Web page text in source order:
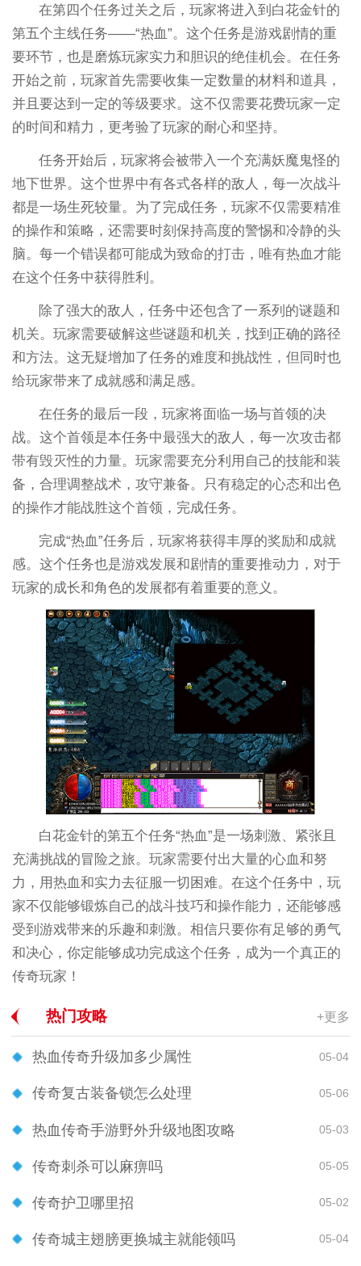
在第四个任务过关之后，玩家将进入到白花金针的
第五个主线任务——“热血”。这个任务是游戏剧情的重
要环节，也是磨炼玩家实力和胆识的绝佳机会。在任务
开始之前，玩家首先需要收集一定数量的材料和道具，
并且要达到一定的等级要求。这不仅需要花费玩家一定
的时间和精力，更考验了玩家的耐心和坚持。
任务开始后，玩家将会被带入一个充满妖魔鬼怪的
地下世界。这个世界中有各式各样的敌人，每一次战斗
都是一场生死较量。为了完成任务，玩家不仅需要精准
的操作和策略，还需要时刻保持高度的警惕和冷静的头
脑。每一个错误都可能成为致命的打击，唯有热血才能
在这个任务中获得胜利。
除了强大的敌人，任务中还包含了一系列的谜题和
机关。玩家需要破解这些谜题和机关，找到正确的路径
和方法。这无疑增加了任务的难度和挑战性，但同时也
给玩家带来了成就感和满足感。
在任务的最后一段，玩家将面临一场与首领的决
战。这个首领是本任务中最强大的敌人，每一次攻击都
带有毁灭性的力量。玩家需要充分利用自己的技能和装
备，合理调整战术，攻守兼备。只有稳定的心态和出色
的操作才能战胜这个首领，完成任务。
完成“热血”任务后，玩家将获得丰厚的奖励和成就
感。这个任务也是游戏发展和剧情的重要推动力，对于
玩家的成长和角色的发展都有着重要的意义。
白花金针的第五个任务“热血”是一场刺激、紧张且
充满挑战的冒险之旅。玩家需要付出大量的心血和努
力，用热血和实力去征服一切困难。在这个任务中，玩
家不仅能够锻炼自己的战斗技巧和操作能力，还能够感
受到游戏带来的乐趣和刺激。相信只要你有足够的勇气
和决心，你定能够成功完成这个任务，成为一个真正的
传奇玩家！
热门攻略 +更多
热血传奇升级加多少属性 05-04
传奇复古装备锁怎么处理 05-06
热血传奇手游野外升级地图攻略 05-03
传奇刺杀可以麻痹吗 05-05
传奇护卫哪里招 05-02
传奇城主翅膀更换城主就能领吗 05-04